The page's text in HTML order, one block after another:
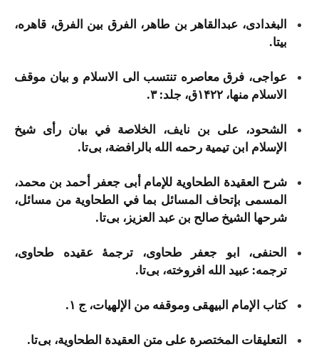
البغدادی، عبدالقاهر بن طاهر، الفرق بین الفرق، قاهره،
بی­تا.
عواجی، فرق معاصره تنتسب الی الاسلام و بیان موقف
الاسلام منها، ۱۴۲۲ق، جلد: ۳.
الشحود، علی بن نایف، الخلاصة في بیان رأی شیخ
الإسلام ابن تیمیة رحمه الله بالرافضة، بی‌تا.
شرح العقیدة الطحاویة للإمام أبی جعفر أحمد بن محمد،
المسمی بإتحاف المسائل بما في الطحاویة من مسائل،
شرحها الشیخ صالح بن عبد العزیز، بی‌تا.
الحنفی، ابو جعفر طحاوی، ترجمۀ عقیده طحاوی،
ترجمه: عبید الله افروخته، بی‌تا.
کتاب الإمام البیهقی وموقفه من الإلهیات، ج ۱.
التعلیقات المختصرة علی متن العقیدة الطحاویة، بی‌تا.